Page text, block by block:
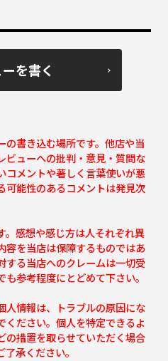
を書く
の書き込む場所です。他店や当
ビューへの批判・意見・質問な
コメントや著しく言葉使いが悪
可能性のあるコメントは発見次
。感想や感じ方は人それぞれ異
容を当店は保障するものではあ
する当店へのクレームは一切受
参考程度にとどめて下さい。
人情報は、トラブルの原因にな
ください。個人を特定できるよ
の措置を取らせていただく場合
承ください。